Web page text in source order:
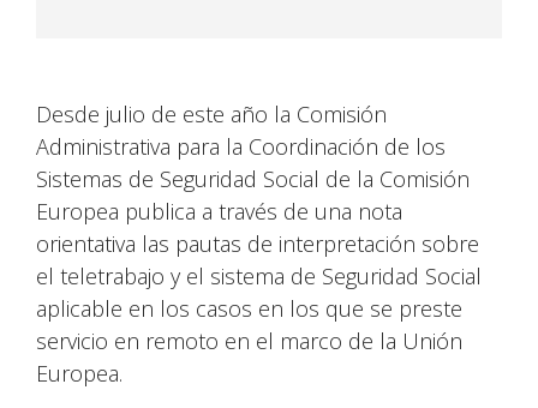
Desde julio de este año la Comisión
Administrativa para la Coordinación de los
Sistemas de Seguridad Social de la Comisión
Europea publica a través de una nota
orientativa las pautas de interpretación sobre
el teletrabajo y el sistema de Seguridad Social
aplicable en los casos en los que se preste
servicio en remoto en el marco de la Unión
Europea.